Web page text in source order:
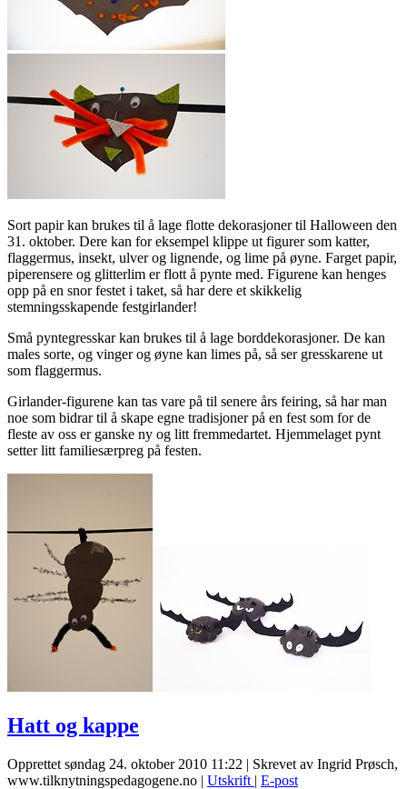
Sort papir kan brukes til å lage flotte dekorasjoner til Halloween den
31. oktober. Dere kan for eksempel klippe ut figurer som katter,
flaggermus, insekt, ulver og lignende, og lime på øyne. Farget papir,
piperensere og glitterlim er flott å pynte med. Figurene kan henges
opp på en snor festet i taket, så har dere et skikkelig
stemningsskapende festgirlander!
Små pyntegresskar kan brukes til å lage borddekorasjoner. De kan
males sorte, og vinger og øyne kan limes på, så ser gresskarene ut
som flaggermus.
Girlander-figurene kan tas vare på til senere års feiring, så har man
noe som bidrar til å skape egne tradisjoner på en fest som for de
fleste av oss er ganske ny og litt fremmedartet. Hjemmelaget pynt
setter litt familiesærpreg på festen.
Hatt og kappe
Opprettet søndag 24. oktober 2010 11:22 | Skrevet av Ingrid Prøsch,
www.tilknytningspedagogene.no | Utskrift | E-post